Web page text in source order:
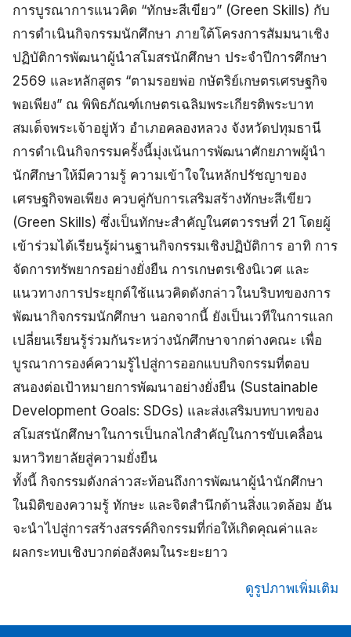
การบูรณาการแนวคิด “ทักษะสีเขียว” (Green Skills) กับ
การดำเนินกิจกรรมนักศึกษา ภายใต้โครงการสัมมนาเชิง
ปฏิบัติการพัฒนาผู้นำสโมสรนักศึกษา ประจำปีการศึกษา
2569 และหลักสูตร “ตามรอยพ่อ กษัตริย์เกษตรเศรษฐกิจ
พอเพียง” ณ พิพิธภัณฑ์เกษตรเฉลิมพระเกียรติพระบาท
สมเด็จพระเจ้าอยู่หัว อำเภอคลองหลวง จังหวัดปทุมธานี
การดำเนินกิจกรรมครั้งนี้มุ่งเน้นการพัฒนาศักยภาพผู้นำ
นักศึกษาให้มีความรู้ ความเข้าใจในหลักปรัชญาของ
เศรษฐกิจพอเพียง ควบคู่กับการเสริมสร้างทักษะสีเขียว
(Green Skills) ซึ่งเป็นทักษะสำคัญในศตวรรษที่ 21 โดยผู้
เข้าร่วมได้เรียนรู้ผ่านฐานกิจกรรมเชิงปฏิบัติการ อาทิ การ
จัดการทรัพยากรอย่างยั่งยืน การเกษตรเชิงนิเวศ และ
แนวทางการประยุกต์ใช้แนวคิดดังกล่าวในบริบทของการ
พัฒนากิจกรรมนักศึกษา นอกจากนี้ ยังเป็นเวทีในการแลก
เปลี่ยนเรียนรู้ร่วมกันระหว่างนักศึกษาจากต่างคณะ เพื่อ
บูรณาการองค์ความรู้ไปสู่การออกแบบกิจกรรมที่ตอบ
สนองต่อเป้าหมายการพัฒนาอย่างยั่งยืน (Sustainable
Development Goals: SDGs) และส่งเสริมบทบาทของ
สโมสรนักศึกษาในการเป็นกลไกสำคัญในการขับเคลื่อน
มหาวิทยาลัยสู่ความยั่งยืน
ทั้งนี้ กิจกรรมดังกล่าวสะท้อนถึงการพัฒนาผู้นำนักศึกษา
ในมิติของความรู้ ทักษะ และจิตสำนึกด้านสิ่งแวดล้อม อัน
จะนำไปสู่การสร้างสรรค์กิจกรรมที่ก่อให้เกิดคุณค่าและ
ผลกระทบเชิงบวกต่อสังคมในระยะยาว
ดูรูปภาพเพิ่มเติม